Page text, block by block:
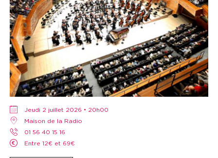
jeudi 2 juillet 2026 • 20h00
Maison de la Radio
01 56 40 15 16
Entre 12€ et 69€